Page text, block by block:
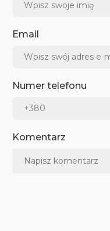
Email
Numer telefonu
Komentarz